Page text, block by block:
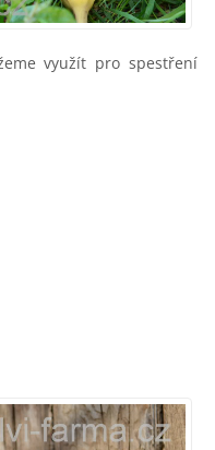
využít pro spestření